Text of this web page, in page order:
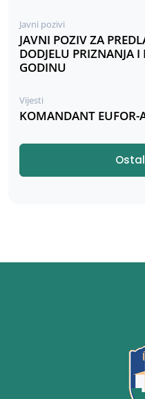
Javni pozivi
JAVNI POZIV ZA
DODJELU PRIZNANJA
GODINU
Vijesti
KOMANDANT EUFOR-